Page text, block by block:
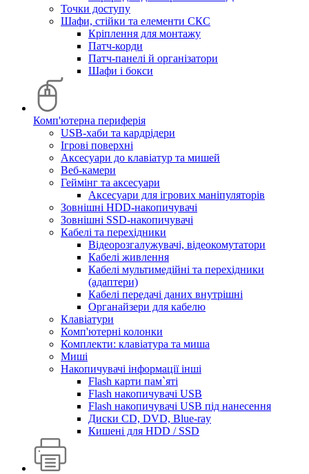
Точки доступу
Шафи, стійки та елементи СКС
Кріплення для монтажу
Патч-корди
Патч-панелі й організатори
Шафи і бокси
Комп'ютерна периферія
USB-хаби та кардрідери
Ігрові поверхні
Аксесуари до клавіатур та мишей
Веб-камери
Геймінг та аксесуари
Аксесуари для ігрових маніпуляторів
Зовнішні HDD-накопичувачі
Зовнішні SSD-накопичувачі
Кабелі та перехідники
Відеорозгалужувачі, відеокомутатори
Кабелі живлення
Кабелі мультимедійні та перехідники
(адаптери)
Кабелі передачі даних внутрішні
Органайзери для кабелю
Клавіатури
Комп'ютерні колонки
Комплекти: клавіатура та миша
Миші
Накопичувачі інформації інші
Flash карти пам`яті
Flash накопичувачі USB
Flash накопичувачі USB під нанесення
Диски CD, DVD, Blue-ray
Кишені для HDD / SSD